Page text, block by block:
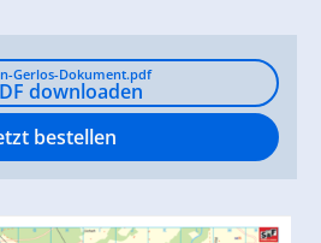
Gerlos-Dokument.pdf
downloaden
bestellen